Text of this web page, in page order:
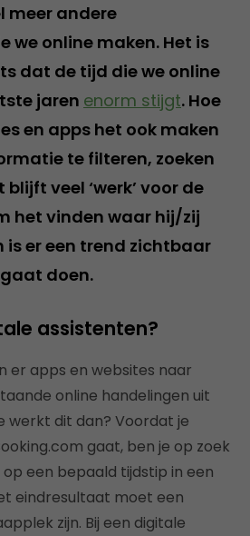
meer andere
we online maken. Het is
dat de tijd die we online
jaren enorm stijgt. Hoe
en apps het ook maken
te filteren, zoeken
veel ‘werk’ voor de
het vinden waar hij/zij
is er een trend zichtbaar
doen.
assistenten?
er apps en websites naar
online handelingen uit
werkt dit dan? Voordat je
gaat, ben je op zoek
een bepaald tijdstip in een
eindresultaat moet een
zijn. Bij een digitale